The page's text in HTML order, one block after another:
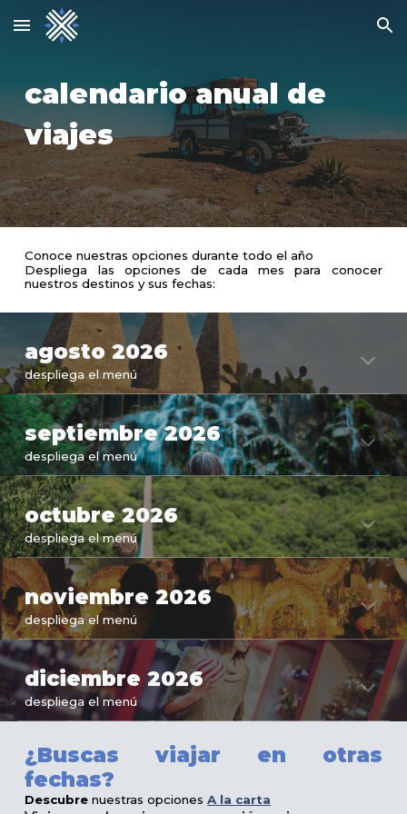
Skip to main content Skip to navigation
calendario anual de
viajes
Conoce nuestras opciones durante todo el año
Despliega las opciones de cada mes para conocer
nuestros destinos y sus fechas:
agosto 2026
despliega el menú
septiembre2026
despliega el menú
octubre2026
despliega el menú
noviembre 2026
despliega el menú
diciembre 2026
despliega el menú
¿Buscas viajar en otras
fechas?
Descubrenuestras opcionesA la carta